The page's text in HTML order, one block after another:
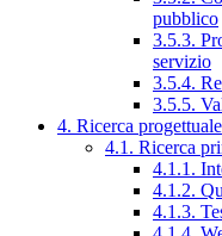
pubblico
3.5.3.
servizio
3.5.4.
3.5.5.
4. Ricerca progettuale
4.1. Ricerca
4.1.1.
4.1.2.
4.1.3.